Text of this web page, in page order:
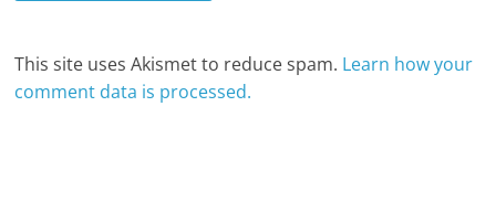
This site uses Akismet to reduce spam. Learn how your
comment data is processed.